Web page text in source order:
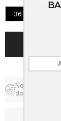
36
Notify me
down